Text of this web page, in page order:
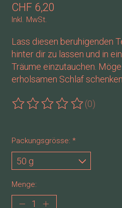
CHF 6,20
Inkl. MwSt.
Lass diesen beruhigenden
hinter dir zu lassen und in
Träume einzutauchen.
erholsamen Schlaf
Die Bewertung dieses
(0)
Packungsgrösse: *
Menge: